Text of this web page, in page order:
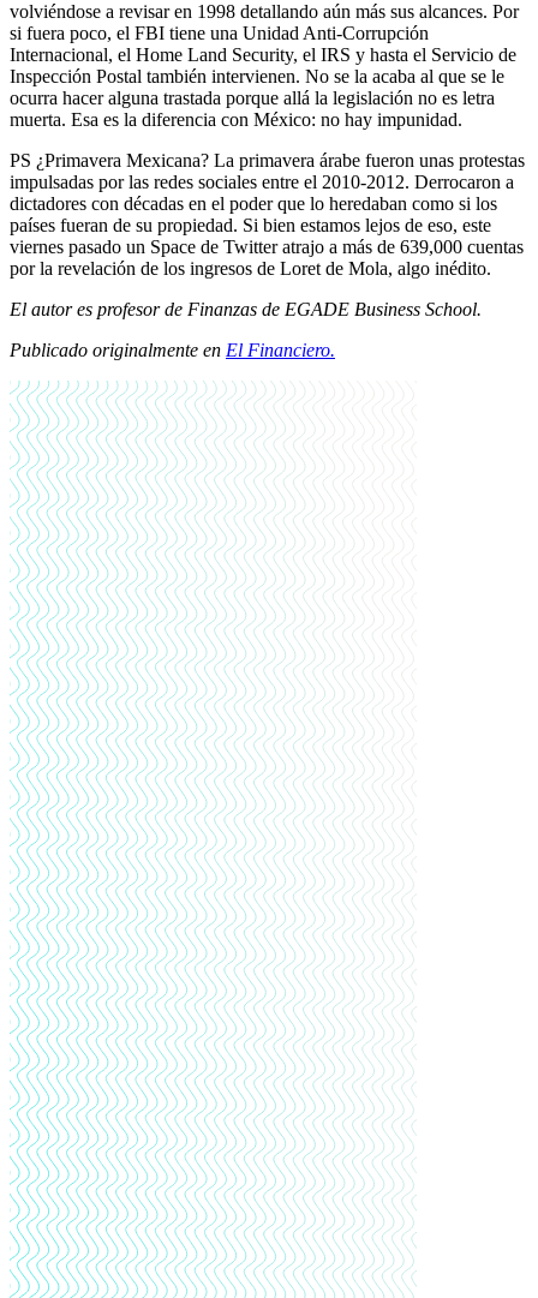
volviéndose a revisar en 1998 detallando aún más sus alcances. Por
si fuera poco, el FBI tiene una Unidad Anti-Corrupción
Internacional, el Home Land Security, el IRS y hasta el Servicio de
Inspección Postal también intervienen. No se la acaba al que se le
ocurra hacer alguna trastada porque allá la legislación no es letra
muerta. Esa es la diferencia con México: no hay impunidad.
PS ¿Primavera Mexicana? La primavera árabe fueron unas protestas
impulsadas por las redes sociales entre el 2010-2012. Derrocaron a
dictadores con décadas en el poder que lo heredaban como si los
países fueran de su propiedad. Si bien estamos lejos de eso, este
viernes pasado un Space de Twitter atrajo a más de 639,000 cuentas
por la revelación de los ingresos de Loret de Mola, algo inédito.
El autor es profesor de Finanzas de EGADE Business School.
Publicado originalmente en El Financiero.